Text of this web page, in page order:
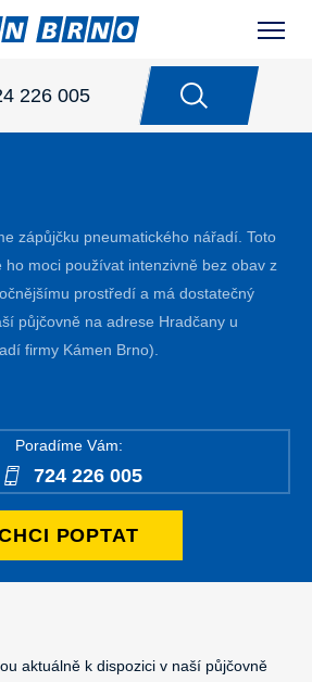
226 005
zápůjčku pneumatického nářadí. Toto
moci používat intenzivně bez obav z
prostředí a má dostatečný
půjčovně na adrese Hradčany u
firmy Kámen Brno).
Poradíme Vám:
724 226 005
POPTAT
aktuálně k dispozici v naší půjčovně